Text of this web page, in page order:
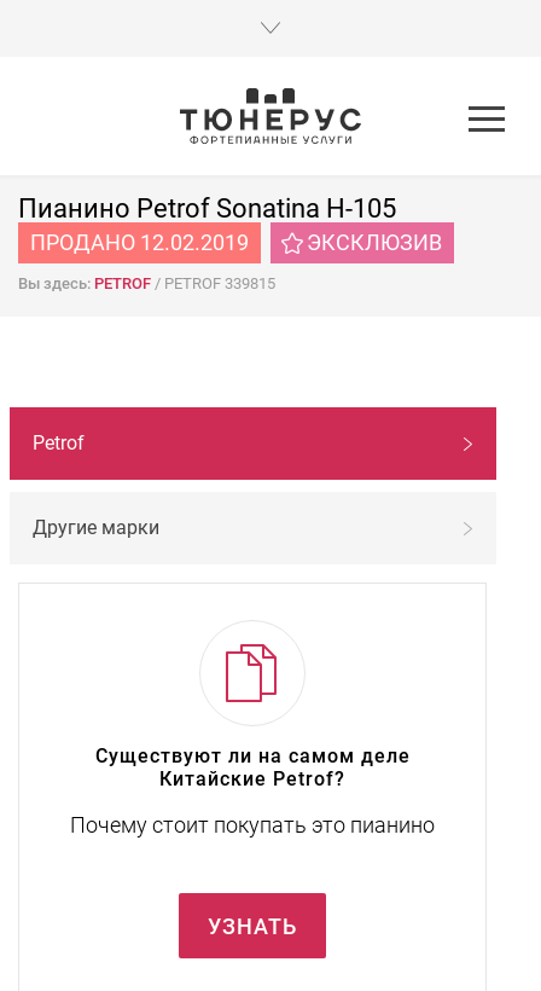
Пианино Petrof Sonatina H-105
ПРОДАНО 12.02.2019 ЭКСКЛЮЗИВ
Вы здесь: PETROF / PETROF 339815
Petrof
Другие марки
Существуют ли на самом деле
Китайские Petrof?
Почему стоит покупать это пианино
УЗНАТЬ